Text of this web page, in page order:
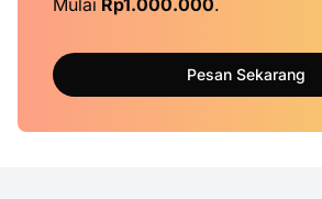
Mulai Rp1.000.000.
Pesan Sekarang